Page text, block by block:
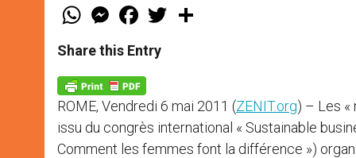
W
t
s
p
p
M
e
s
e
g
e
r
F
a
e
b
k
w
Share this Entry
ROME, Vendredi 6 mai 2011 (ZENIT.org) – Les «
issu du congrès international « Sustainable
Comment les femmes font la différence »)